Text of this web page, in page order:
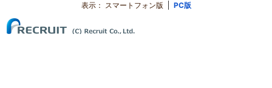
表示： スマートフォン版 PC版